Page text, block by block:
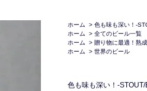
ホーム > 色も味も深い！-
ホーム
> 全てのビール一覧
ホーム
> 贈り物に最適！熟
ホーム
> 世界のビール
色も味も深い！-